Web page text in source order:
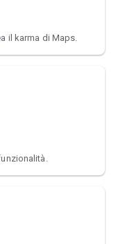
il karma di Maps.